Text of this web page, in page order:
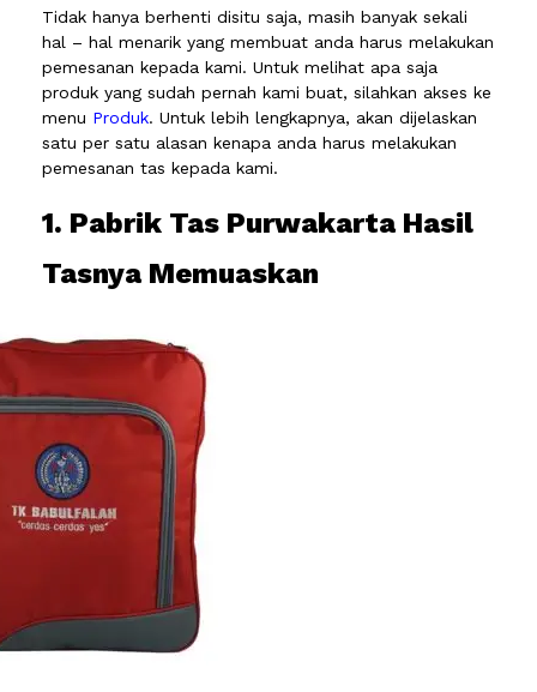
Tidak hanya berhenti disitu saja, masih banyak sekali
hal – hal menarik yang membuat anda harus melakukan
pemesanan kepada kami. Untuk melihat apa saja
produk yang sudah pernah kami buat, silahkan akses ke
menu Produk. Untuk lebih lengkapnya, akan dijelaskan
satu per satu alasan kenapa anda harus melakukan
pemesanan tas kepada kami.
1. Pabrik Tas Purwakarta Hasil
Tasnya Memuaskan